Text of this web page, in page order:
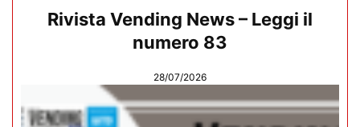
Rivista Vending News – Leggi il
numero 83
28/07/2026